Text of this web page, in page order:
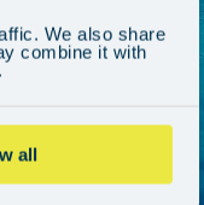
We also share
combine it with
all